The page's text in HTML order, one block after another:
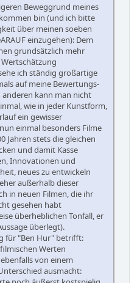
Beweggrund meines
bin (und ich bitte
über meinen soeben
einzugehen): Dem
grundsätzlich mehr
ich ständig großartige
auf meine Bewertungs-
anderen kann man nicht
wie in jeder Kunstform,
ein gewisser
einmal besonders Filme
Jahren stets die gleichen
und damit Kasse
Innovationen und
neues zu entwickeln
außerhalb dieser
in neuen Filmen, die ihr
gesehen habt
überheblichen Tonfall, er
überlegt).
für "Ben Hur" betrifft:
Werten
von einem
ausmacht: